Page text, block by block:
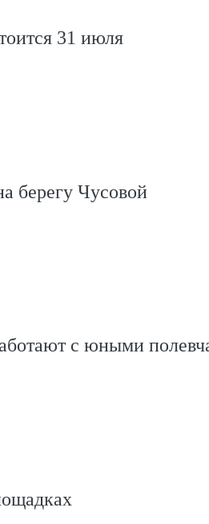
31 июля
берегу Чусовой
с юными